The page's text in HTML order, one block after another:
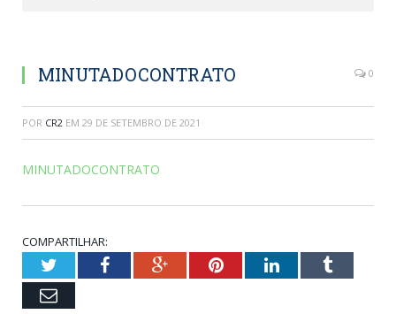
MINUTADOCONTRATO 0
POR CR2 EM 29 DE SETEMBRO DE 2021
MINUTADOCONTRATO
COMPARTILHAR:
TwitterFacebookGoogle+PinterestLinkedInTumblr
Email